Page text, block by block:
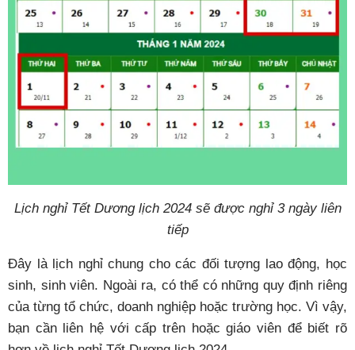
Lịch nghỉ Tết Dương lịch 2024 sẽ được nghỉ 3 ngày liên
tiếp
Đây là lịch nghỉ chung cho các đối tượng lao động, học
sinh, sinh viên. Ngoài ra, có thể có những quy định riêng
của từng tổ chức, doanh nghiệp hoặc trường học. Vì vậy,
bạn cần liên hệ với cấp trên hoặc giáo viên để biết rõ